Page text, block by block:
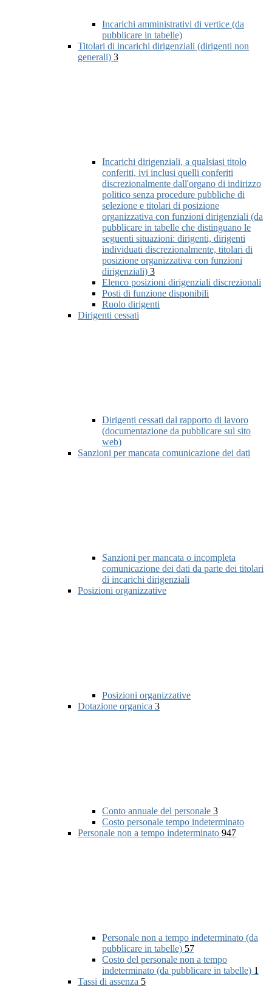
Incarichi amministrativi di vertice (da
pubblicare in tabelle)
Titolari di incarichi dirigenziali (dirigenti non
generali) 3
Incarichi dirigenziali, a qualsiasi titolo
conferiti, ivi inclusi quelli conferiti
discrezionalmente dall'organo di indirizzo
politico senza procedure pubbliche di
selezione e titolari di posizione
organizzativa con funzioni dirigenziali (da
pubblicare in tabelle che distinguano le
seguenti situazioni: dirigenti, dirigenti
individuati discrezionalmente, titolari di
posizione organizzativa con funzioni
dirigenziali) 3
Elenco posizioni dirigenziali discrezionali
Posti di funzione disponibili
Ruolo dirigenti
Dirigenti cessati
Dirigenti cessati dal rapporto di lavoro
(documentazione da pubblicare sul sito
web)
Sanzioni per mancata comunicazione dei dati
Sanzioni per mancata o incompleta
comunicazione dei dati da parte dei titolari
di incarichi dirigenziali
Posizioni organizzative
Posizioni organizzative
Dotazione organica 3
Conto annuale del personale 3
Costo personale tempo indeterminato
Personale non a tempo indeterminato 947
Personale non a tempo indeterminato (da
pubblicare in tabelle) 57
Costo del personale non a tempo
indeterminato (da pubblicare in tabelle) 1
Tassi di assenza 5